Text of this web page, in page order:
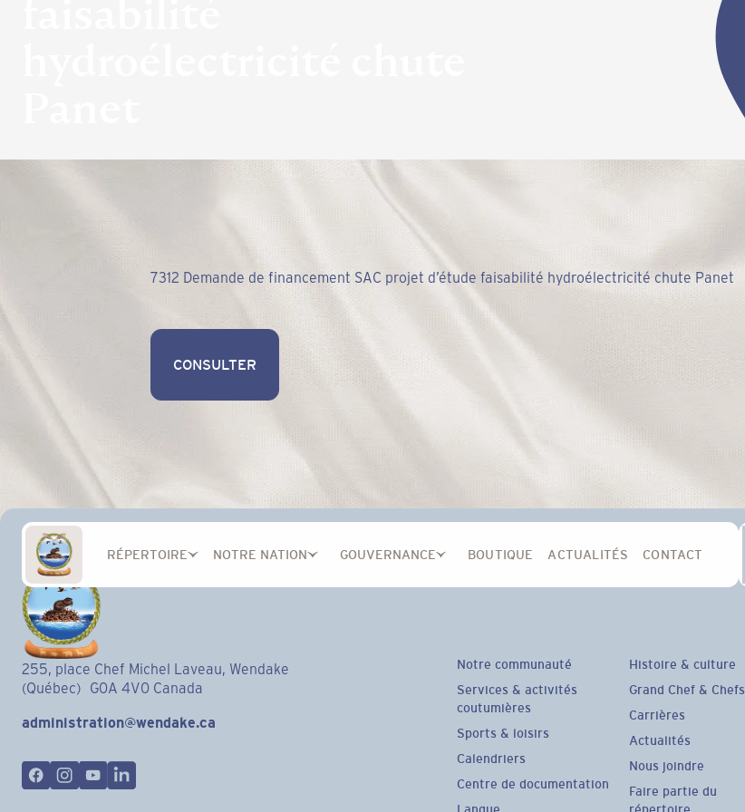
7312 Demande de financement SAC projet d’étude faisabilité hydroélectricité chute Panet
CONSULTER
CONSULTER
RÉPERTOIRE NOTRE NATION GOUVERNANCE BOUTIQUE ACTUALITÉS CONTACT
255, place Chef Michel Laveau, Wendake
(Québec) G0A 4V0 Canada
administration@wendake.ca
Notre communauté
Services & activités
coutumières
Sports & loisirs
Calendriers
Centre de documentation
Histoire & culture
Grand Chef & Chefs
Carrières
Actualités
Nous joindre
Faire partie du